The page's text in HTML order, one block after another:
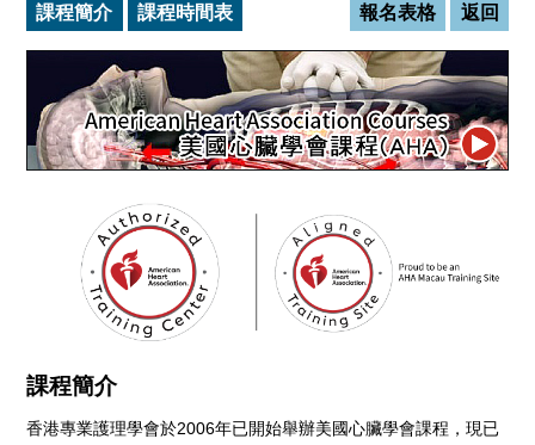
課程簡介 課程時間表 返回
報名表格
課程簡介
香港專業護理學會於2006年已開始舉辦美國心臟學會課程，現已